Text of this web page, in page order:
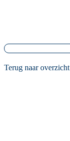
Terug naar overzicht